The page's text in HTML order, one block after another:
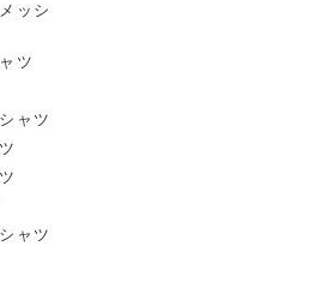
ッシ
ツ
ャツ
ャツ